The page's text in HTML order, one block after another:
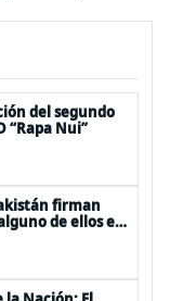
del segundo
“Rapa Nui”
firman
de ellos es